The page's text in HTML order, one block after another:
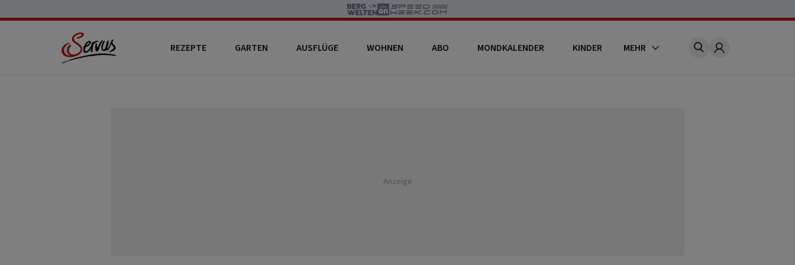
REZEPTE GARTEN AUSFLÜGE WOHNEN ABO MONDKALENDER KINDER MEHR Account
Anzeige